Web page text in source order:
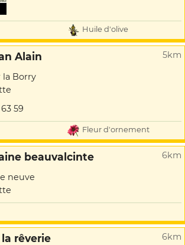
Huile d'olive
Alain 5km
la Borry
59
Fleur d'ornement
beauvalcinte 6km
neuve
rêverie 6km